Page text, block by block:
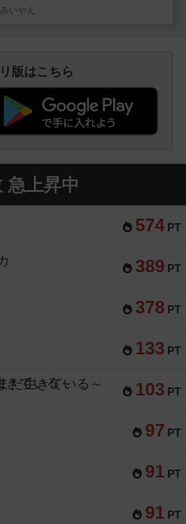
いやん
版はこちら
急上昇中
574 PT
389 PT
378 PT
133 PT
103 PT
だ生きている～
97 PT
91 PT
91 PT